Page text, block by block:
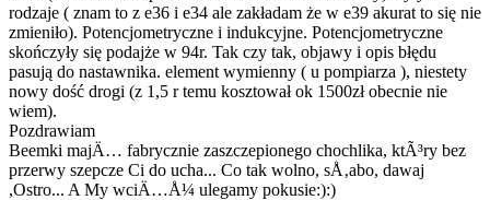
rodzaje ( znam to z e36 i e34 ale zakładam że w e39 akurat to się nie
zmieniło). Potencjometryczne i indukcyjne. Potencjometryczne
skończyły się podajże w 94r. Tak czy tak, objawy i opis błędu
pasują do nastawnika. element wymienny ( u pompiarza ), niestety
nowy dość drogi (z 1,5 r temu kosztował ok 1500zł obecnie nie
wiem).
Pozdrawiam
Beemki majÄ… fabrycznie zaszczepionego chochlika, ktÃ³ry bez
przerwy szepcze Ci do ucha... Co tak wolno, sÅ‚abo, dawaj
,Ostro... A My wciÄ…Å¼ ulegamy pokusie:):)